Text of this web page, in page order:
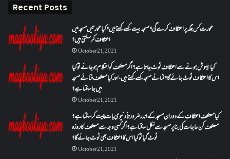
Recent Posts
عورت کس جگہ پر اعتکاف کرے گی؟مسجد بیت کسے کہتے ہیں؟کیا عورتیں مسجد میں
اعتکاف کر سکتی ہیں؟
October 21, 2021
کیا بیہوش ہونے سے اعتکاف ٹوٹ جاتا ہے؟ اگر معتکف کو احتلام ہو جائے تو کیا
اس کا اعتکاف ٹوٹ جائے گا؟فنائے مسجد کسے کہتے ہیں ، اور کیا معتکف فنائے مسجد
میں جا سکتا ہے؟
October 21, 2021
کیا معتکف اعتکاف کے دوران مسجد کے اندر ضرورتاً دنیوی بات چیت کر سکتا ہے؟
معتکف کن حاجات کی بنا پر مسجد سے نکل سکتا ہے؟ اگر کسی وجہ سے معتکف کا روزہ
ٹوٹ گیا تو کیا اس کا اعتکاف بھی ٹوٹ جائے گا؟
October 21, 2021